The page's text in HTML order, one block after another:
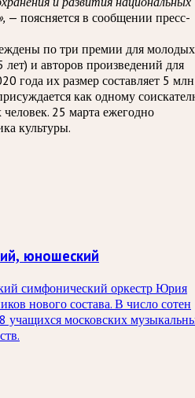
— поясняется в сообщении пресс-
по три премии для молодых
лет) и авторов произведений для
года их размер составляет 5 млн
как одному
человек. 25 марта ежегодно
культуры.
юношеский
симфонический оркестр Юрия
нового состава. В число сотен
учащихся московских